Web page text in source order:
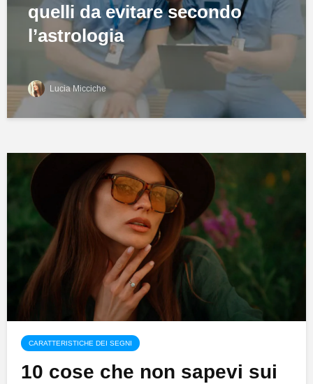
quelli da evitare secondo
l’astrologia
Lucia Micciche
CARATTERISTICHE DEI SEGNI
10 cose che non sapevi sui